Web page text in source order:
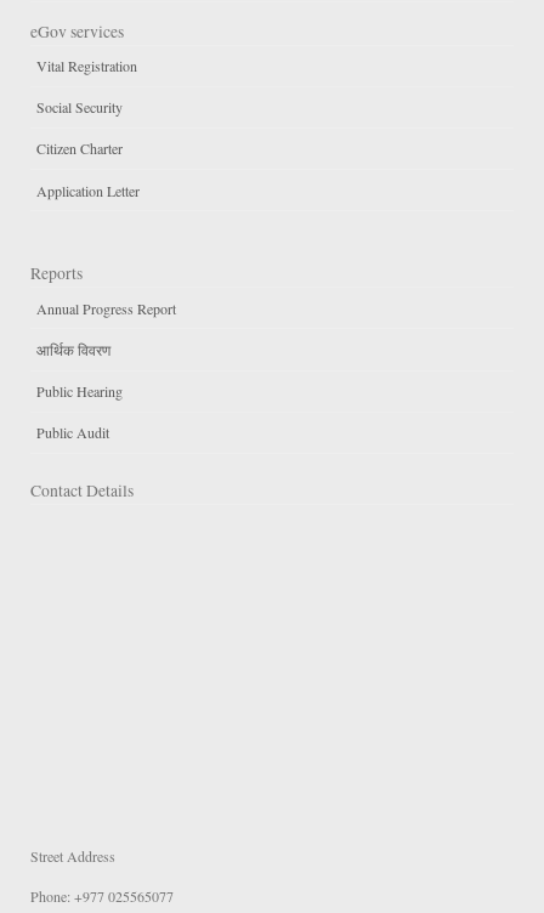
eGov services
Vital Registration
Social Security
Citizen Charter
Application Letter
Reports
Annual Progress Report
आर्थिक विवरण
Public Hearing
Public Audit
Contact Details
Street Address
Phone: +977 025565077